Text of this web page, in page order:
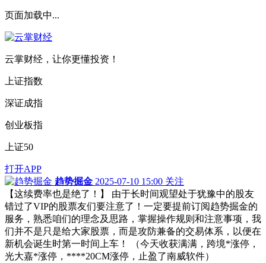
页面加载中...
云掌财经，让你更懂投资！
上证指数
深证成指
创业板指
上证50
打开APP
趋势掘金 2025-07-10 15:00 关注
【这续费率也是绝了！】 由于长时间观望处于犹豫中的股友
错过了VIP的股票友们要注意了！一定要提前订阅趋势掘金的
服务，熟悉咱们的理念及思路，掌握操作规则和注意事项，我
们并不是只是给大家股票，而是攻防兼备的交易体系，以便在
新机会诞生时第一时间上车！ （今天收获满满，跨境*涨停，
光大嘉*涨停，****20CM涨停，止盈了南威软件）